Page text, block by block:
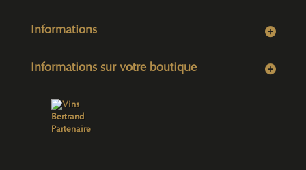
Informations
Informations sur votre boutique